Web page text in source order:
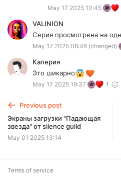
May 17 2025 10:45
VALINION
Серия просмотрена на
May 17 2025 08:46 (changed)
Каперия
Это шикарно
May 17 2025 19:37 1
Previous post
Экраны загрузки "Падающая
звезда" от silence guild
May 01 2025 13:14
Terms of service